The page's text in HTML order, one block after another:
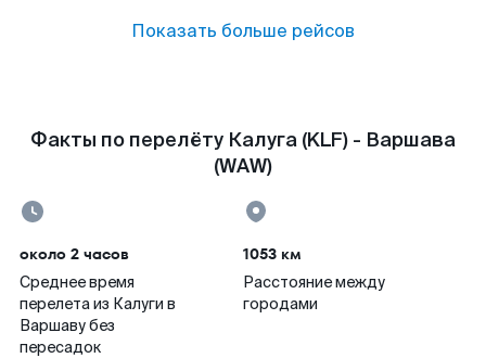
Показать больше рейсов
Факты по перелёту Калуга (KLF) - Варшава
(WAW)
около 2 часов
Среднее время
перелета из Калуги в
Варшаву без
пересадок
1053 км
Расстояние между
городами